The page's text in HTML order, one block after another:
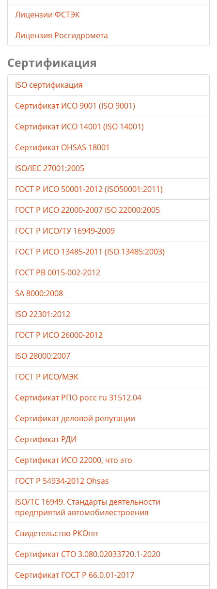
Лицензии ФСТЭК
Лицензия Росгидромета
Сертификация
ISO сертификация
Сертификат ИСО 9001 (ISO 9001)
Сертификат ИСО 14001 (ISO 14001)
Сертификат OHSAS 18001
ISO/IEC 27001:2005
ГОСТ Р ИСО 50001-2012 (ISO50001:2011)
ГОСТ Р ИСО 22000-2007 ISO 22000:2005
ГОСТ Р ИСО/ТУ 16949-2009
ГОСТ Р ИСО 13485-2011 (ISO 13485:2003)
ГОСТ РВ 0015-002-2012
SA 8000:2008
ISO 22301:2012
ГОСТ Р ИСО 26000-2012
ISO 28000:2007
ГОСТ Р ИСО/МЭК
Сертификат РПО росс ru 31512.04
Сертификат деловой репутации
Сертификат РДИ
Сертификат ИСО 22000, что это
ГОСТ Р 54934-2012 Ohsas
ISO/TC 16949. Стандарты деятельности
предприятий автомобилестроения
Свидетельство РКОпп
Сертификат СТО 3.080.02033720.1-2020
Сертификат ГОСТ Р 66.0.01-2017